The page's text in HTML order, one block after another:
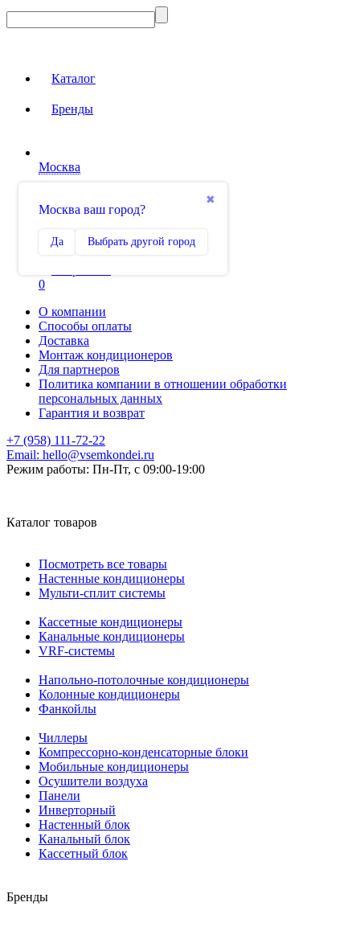
Каталог
Бренды
Москва
✖
Москва ваш город?
Да Выбрать другой город
Сравнение
0
О компании
Способы оплаты
Доставка
Монтаж кондиционеров
Для партнеров
Политика компании в отношении обработки
персональных данных
Гарантия и возврат
+7 (958) 111-72-22
Email: hello@vsemkondei.ru
Режим работы: Пн-Пт, с 09:00-19:00
Каталог товаров
Посмотреть все товары
Настенные кондиционеры
Мульти-сплит системы
Кассетные кондиционеры
Канальные кондиционеры
VRF-системы
Напольно-потолочные кондиционеры
Колонные кондиционеры
Фанкойлы
Чиллеры
Компрессорно-конденсаторные блоки
Мобильные кондиционеры
Осушители воздуха
Панели
Инверторный
Настенный блок
Канальный блок
Кассетный блок
Бренды